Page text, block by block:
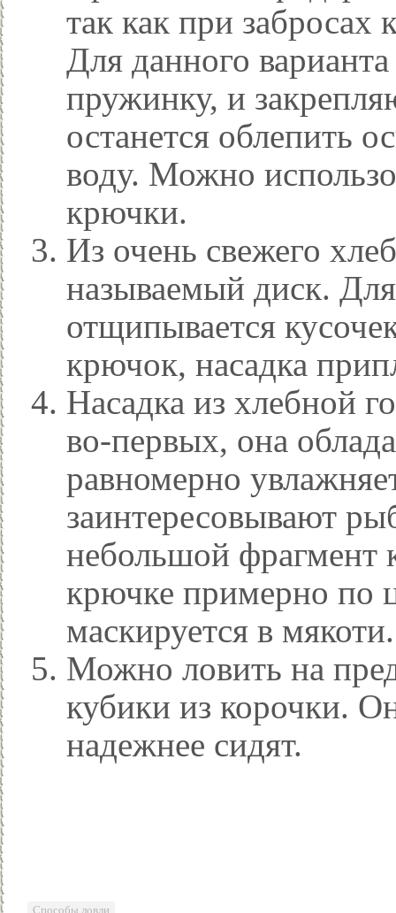
так как при забросах
Для данного
пружинку, и
останется облепить
воду. Можно
крючки.
Из очень свежего
называемый диск.
отщипывается
крючок, насадка
Насадка из хлебной
во-первых, она
равномерно
заинтересовывают
небольшой фрагмент
крючке примерно по
маскируется в мякоти.
Можно ловить на
кубики из корочки.
надежнее сидят.
Способы ловли